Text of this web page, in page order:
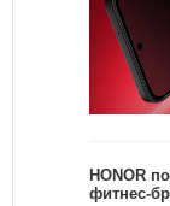
HONOR
фитнес-